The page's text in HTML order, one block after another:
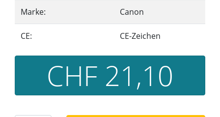
Marke: Canon
CE: CE-Zeichen
CHF 21,10